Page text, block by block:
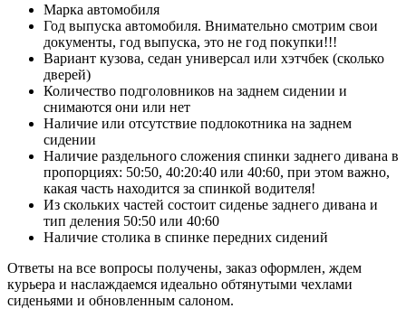
Марка автомобиля
Год выпуска автомобиля. Внимательно смотрим свои
документы, год выпуска, это не год покупки!!!
Вариант кузова, седан универсал или хэтчбек (сколько
дверей)
Количество подголовников на заднем сидении и
снимаются они или нет
Наличие или отсутствие подлокотника на заднем
сидении
Наличие раздельного сложения спинки заднего дивана в
пропорциях: 50:50, 40:20:40 или 40:60, при этом важно,
какая часть находится за спинкой водителя!
Из скольких частей состоит сиденье заднего дивана и
тип деления 50:50 или 40:60
Наличие столика в спинке передних сидений
Ответы на все вопросы получены, заказ оформлен, ждем
курьера и наслаждаемся идеально обтянутыми чехлами
сиденьями и обновленным салоном.